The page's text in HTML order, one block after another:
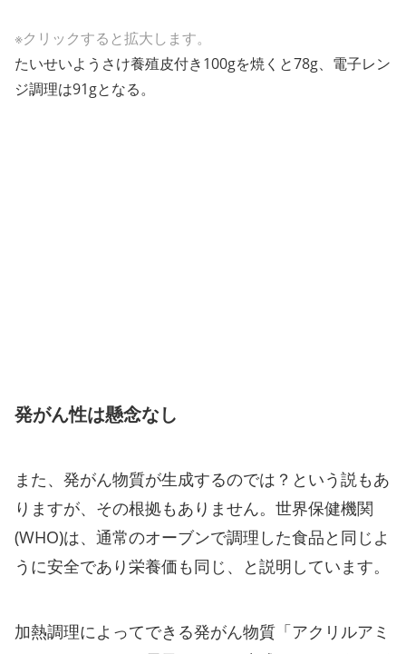
※クリックすると拡大します。
たいせいようさけ養殖皮付き100gを焼くと78g、電子レン
ジ調理は91gとなる。
発がん性は懸念なし
また、発がん物質が生成するのでは？という説もあ
りますが、その根拠もありません。世界保健機関
(WHO)は、通常のオーブンで調理した食品と同じよ
うに安全であり栄養価も同じ、と説明しています。
加熱調理によってできる発がん物質「アクリルアミ